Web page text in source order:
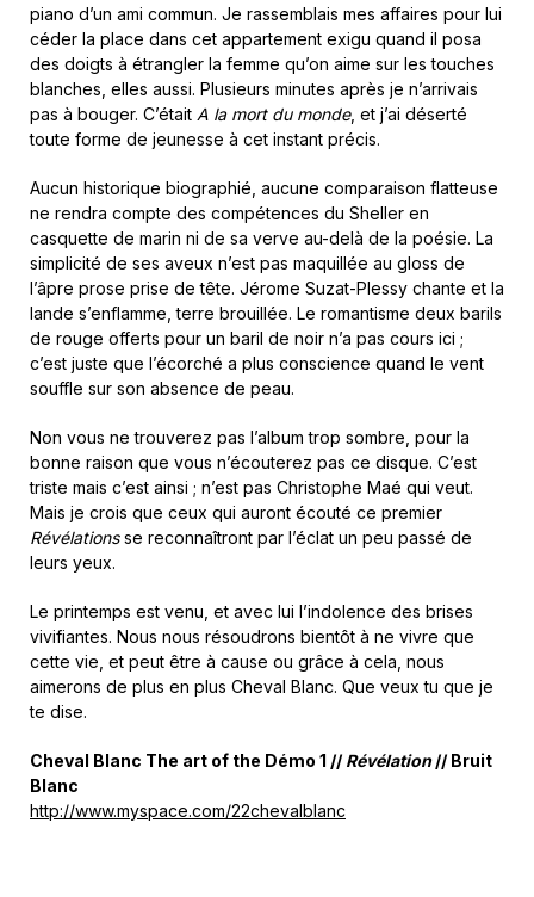
piano d’un ami commun. Je rassemblais mes affaires pour lui
céder la place dans cet appartement exigu quand il posa
des doigts à étrangler la femme qu’on aime sur les touches
blanches, elles aussi. Plusieurs minutes après je n’arrivais
pas à bouger. C’était A la mort du monde, et j’ai déserté
toute forme de jeunesse à cet instant précis.
Aucun historique biographié, aucune comparaison flatteuse
ne rendra compte des compétences du Sheller en
casquette de marin ni de sa verve au-delà de la poésie. La
simplicité de ses aveux n’est pas maquillée au gloss de
l’âpre prose prise de tête. Jérome Suzat-Plessy chante et la
lande s’enflamme, terre brouillée. Le romantisme deux barils
de rouge offerts pour un baril de noir n’a pas cours ici ;
c’est juste que l’écorché a plus conscience quand le vent
souffle sur son absence de peau.
Non vous ne trouverez pas l’album trop sombre, pour la
bonne raison que vous n’écouterez pas ce disque. C’est
triste mais c’est ainsi ; n’est pas Christophe Maé qui veut.
Mais je crois que ceux qui auront écouté ce premier
Révélationsse reconnaîtront par l’éclat un peu passé de
leurs yeux.
Le printemps est venu, et avec lui l’indolence des brises
vivifiantes. Nous nous résoudrons bientôt à ne vivre que
cette vie, et peut être à cause ou grâce à cela, nous
aimerons de plus en plus Cheval Blanc. Que veux tu que je
te dise.
Cheval Blanc The art of the Démo 1 // Révélation// Bruit
Blanc
http://www.myspace.com/22chevalblanc